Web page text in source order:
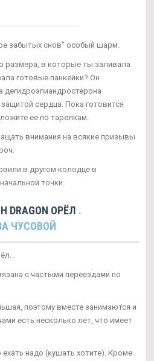
забытых снов" особый шарм.
размера, в которые ты заливала
готовые панкейки? Он
сердца. Пока готовится
ее по тарелкам.
внимания на всякие призывы
в другом колодце в
точки.
DRAGON ОРЁЛ .
ЧУСОВОЙ
с частыми переездами по
поэтому вместе занимаются и
есть несколько лет, что имеет
надо (кушать хотите). Кроме